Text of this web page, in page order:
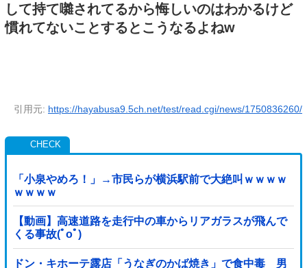
して持て囃されてるから悔しいのはわかるけど
慣れてないことするとこうなるよねw
引用元: https://hayabusa9.5ch.net/test/read.cgi/news/1750836260/
「小泉やめろ！」→市民らが横浜駅前で大絶叫ｗｗｗｗ
ｗｗｗｗ
【動画】高速道路を走行中の車からリアガラスが飛んで
くる事故(ﾟoﾟ)
ドン・キホーテ露店「うなぎのかば焼き」で食中毒 男